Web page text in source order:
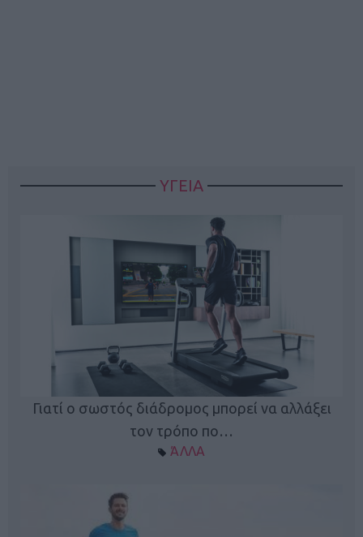
ΥΓΕΙΑ
Γιατί ο σωστός διάδρομος μπορεί να αλλάξει
τον τρόπο πο…
ΆΛΛΑ